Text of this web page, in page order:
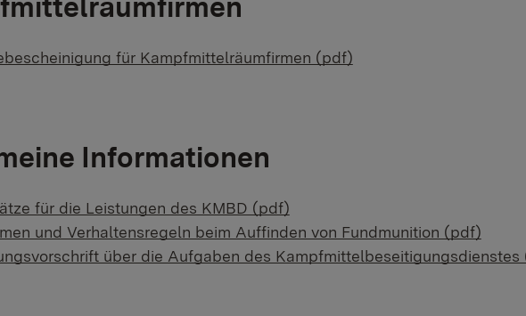
für Kampfmittelräumfirmen (pdf)
Informationen
für die Leistungen des KMBD (pdf)
und Verhaltensregeln beim Auffinden von Fundmunition (pdf)
über die Aufgaben des Kampfmittelbeseitigungsdienstes